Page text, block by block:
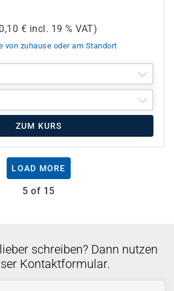
€ incl. 19 % VAT)
von zuhause oder am Standort
ZUM KURS
LOAD MORE
5 of 15
schreiben? Dann nutzen
Kontaktformular.